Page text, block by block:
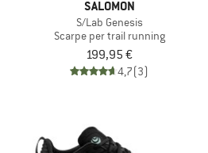
SALOMON
S/Lab Genesis
Scarpe per trail running
199,95 €
4,7(3)